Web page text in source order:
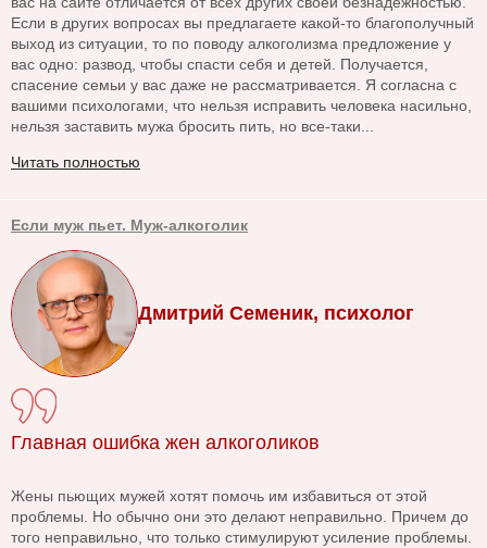
Если в других вопросах вы предлагаете какой-то благополучный
выход из ситуации, то по поводу алкоголизма предложение у
вас одно: развод, чтобы спасти себя и детей. Получается,
спасение семьи у вас даже не рассматривается. Я согласна с
вашими психологами, что нельзя исправить человека насильно,
нельзя заставить мужа бросить пить, но все-таки...
Читать полностью
Если муж пьет. Муж-алкоголик
Дмитрий Семеник, психолог
Главная ошибка жен алкоголиков
Жены пьющих мужей хотят помочь им избавиться от этой
проблемы. Но обычно они это делают неправильно. Причем до
того неправильно, что только стимулируют усиление проблемы.